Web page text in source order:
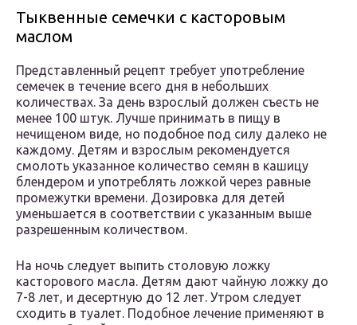
Тыквенные семечки с касторовым
маслом
Представленный рецепт требует употребление
семечек в течение всего дня в небольших
количествах. За день взрослый должен съесть не
менее 100 штук. Лучше принимать в пищу в
нечищеном виде, но подобное под силу далеко не
каждому. Детям и взрослым рекомендуется
смолоть указанное количество семян в кашицу
блендером и употреблять ложкой через равные
промежутки времени. Дозировка для детей
уменьшается в соответствии с указанным выше
разрешенным количеством.
На ночь следует выпить столовую ложку
касторового масла. Детям дают чайную ложку до
7-8 лет, и десертную до 12 лет. Утром следует
сходить в туалет. Подобное лечение применяют в